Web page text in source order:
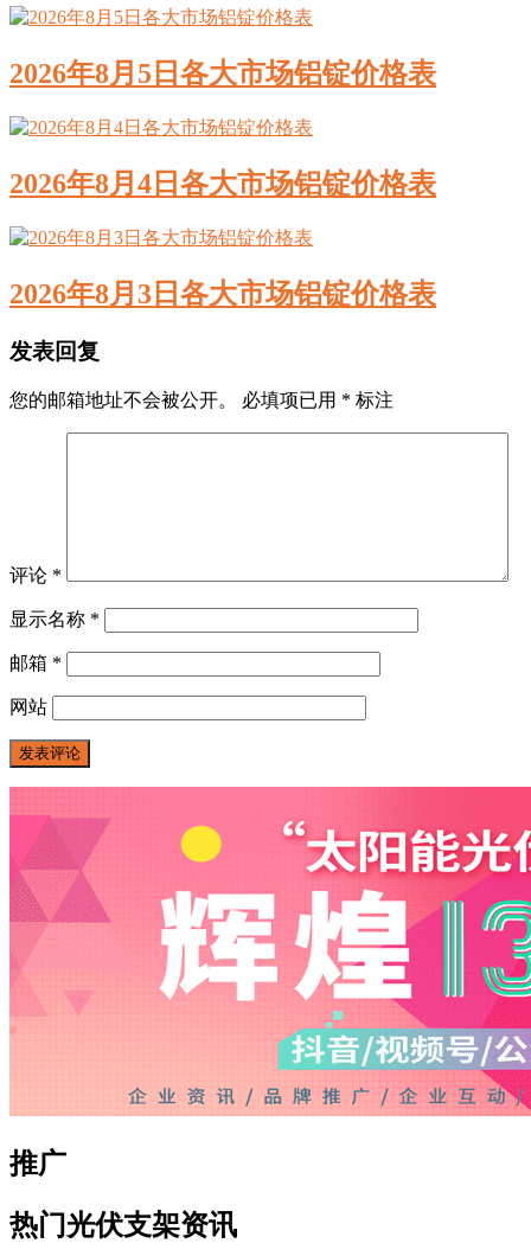
2026年8月5日各大市场铝锭价格表
2026年8月4日各大市场铝锭价格表
2026年8月3日各大市场铝锭价格表
发表回复
您的邮箱地址不会被公开。 必填项已用 * 标注
评论 *
显示名称 *
邮箱 *
网站
推广
热门光伏支架资讯